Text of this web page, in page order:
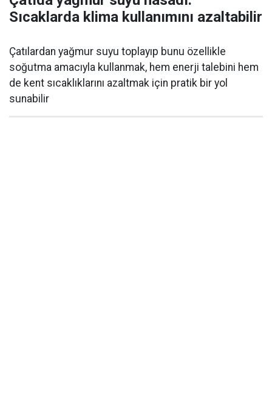
Sıcaklarda klima kullanımını azaltabilir
Çatılardan yağmur suyu toplayıp bunu özellikle
soğutma amacıyla kullanmak, hem enerji talebini hem
de kent sıcaklıklarını azaltmak için pratik bir yol
sunabilir